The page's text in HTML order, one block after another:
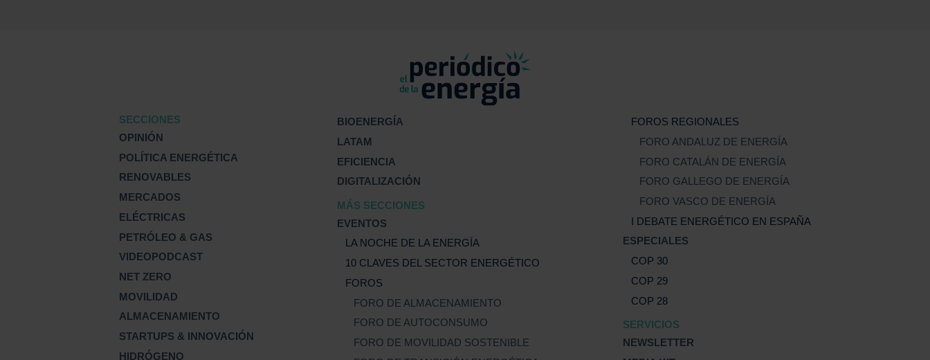
SECCIONES
OPINIÓN
POLÍTICA ENERGÉTICA
RENOVABLES
MERCADOS
ELÉCTRICAS
PETRÓLEO & GAS
VIDEOPODCAST
NET ZERO
MOVILIDAD
ALMACENAMIENTO
STARTUPS & INNOVACIÓN
HIDRÓGENO
BIOENERGÍA
LATAM
EFICIENCIA
DIGITALIZACIÓN
MÁS SECCIONES
EVENTOS
LA NOCHE DE LA ENERGÍA
10 CLAVES DEL SECTOR ENERGÉTICO
FOROS
FORO DE ALMACENAMIENTO
FORO DE AUTOCONSUMO
FORO DE MOVILIDAD SOSTENIBLE
FOROS REGIONALES
FORO ANDALUZ DE ENERGÍA
FORO CATALÁN DE ENERGÍA
FORO GALLEGO DE ENERGÍA
FORO VASCO DE ENERGÍA
I DEBATE ENERGÉTICO EN ESPAÑA
ESPECIALES
COP 30
COP 29
COP 28
SERVICIOS
NEWSLETTER